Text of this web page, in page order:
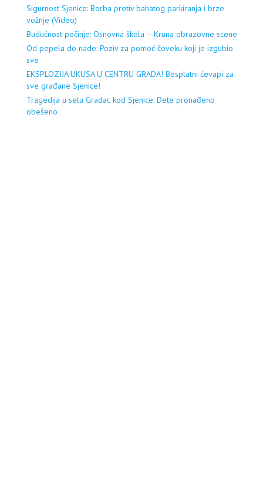
Sigurnost Sjenice: Borba protiv bahatog parkiranja i brze
vožnje (Video)
Budućnost počinje: Osnovna škola – Kruna obrazovne scene
Od pepela do nade: Poziv za pomoć čoveku koji je izgubio
sve
EKSPLOZIJA UKUSA U CENTRU GRADA! Besplatni ćevapi za
sve građane Sjenice!
Tragedija u selu Gradac kod Sjenice: Dete pronađeno
obešeno